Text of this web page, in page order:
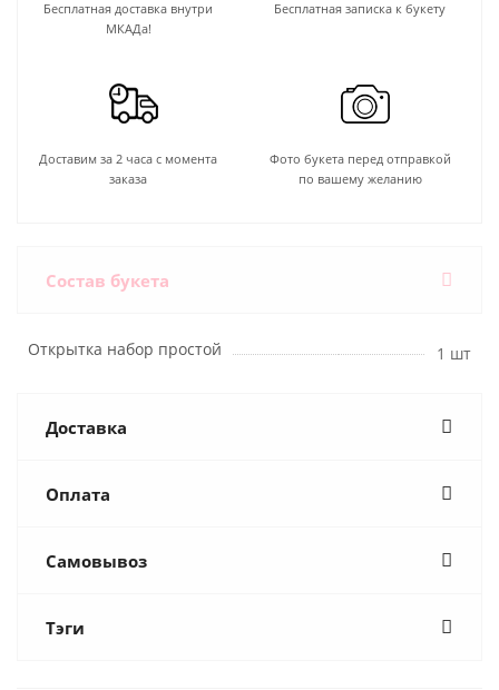
Бесплатная доставка внутри
МКАДа!
Бесплатная записка к букету
Доставим за 2 часа с момента
заказа
Фото букета перед отправкой
по вашему желанию
Состав букета
Открытка набор простой 1 шт
Доставка
Оплата
Самовывоз
Тэги